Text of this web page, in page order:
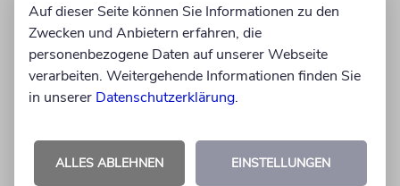
MEINUNG
Danke, Boy George!
Auf dieser Seite können Sie Informationen zu den
Zwecken und Anbietern erfahren, die
personenbezogene Daten auf unserer Webseite
verarbeiten. Weitergehende Informationen finden Sie
in unserer Datenschutzerklärung.
ALLES ABLEHNEN EINSTELLUNGEN